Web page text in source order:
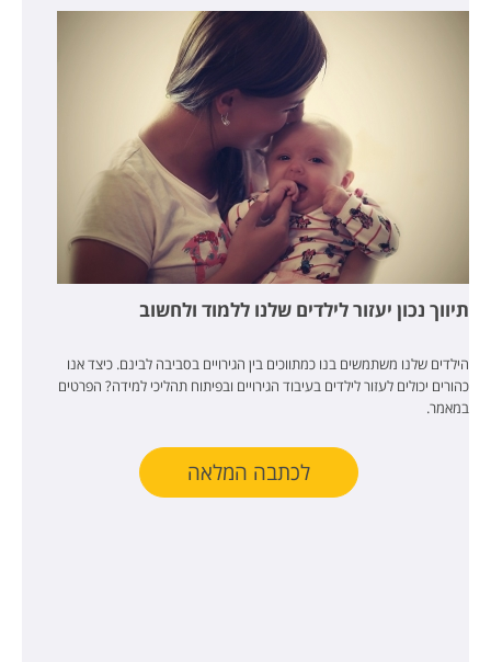
תיווך נכון יעזור לילדים שלנו ללמוד ולחשוב
הילדים שלנו משתמשים בנו כמתווכים בין הגירויים בסביבה לבינם. כיצד אנו
כהורים יכולים לעזור לילדים בעיבוד הגירויים ובפיתוח תהליכי למידה? הפרטים
במאמר.
לכתבה המלאה